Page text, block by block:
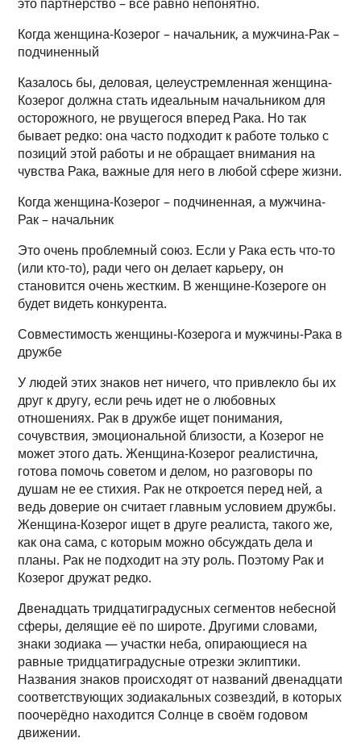
Когда женщина-Козерог – начальник, а мужчина-Рак –
подчиненный
Казалось бы, деловая, целеустремленная женщина-
Козерог должна стать идеальным начальником для
осторожного, не рвущегося вперед Рака. Но так
бывает редко: она часто подходит к работе только с
позиций этой работы и не обращает внимания на
чувства Рака, важные для него в любой сфере жизни.
Когда женщина-Козерог – подчиненная, а мужчина-
Рак – начальник
Это очень проблемный союз. Если у Рака есть что-то
(или кто-то), ради чего он делает карьеру, он
становится очень жестким. В женщине-Козероге он
будет видеть конкурента.
Совместимость женщины-Козерога и мужчины-Рака в
дружбе
У людей этих знаков нет ничего, что привлекло бы их
друг к другу, если речь идет не о любовных
отношениях. Рак в дружбе ищет понимания,
сочувствия, эмоциональной близости, а Козерог не
может этого дать. Женщина-Козерог реалистична,
готова помочь советом и делом, но разговоры по
душам не ее стихия. Рак не откроется перед ней, а
ведь доверие он считает главным условием дружбы.
Женщина-Козерог ищет в друге реалиста, такого же,
как она сама, с которым можно обсуждать дела и
планы. Рак не подходит на эту роль. Поэтому Рак и
Козерог дружат редко.
Двенадцать тридцатиградусных сегментов небесной
сферы, делящие её по широте. Другими словами,
знаки зодиака — участки неба, опирающиеся на
равные тридцатиградусные отрезки эклиптики.
Названия знаков происходят от названий двенадцати
соответствующих зодиакальных созвездий, в которых
поочерёдно находится Солнце в своём годовом
движении.